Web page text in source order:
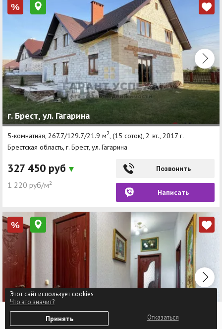
%
г. Брест, ул. Гагарина
5-комнатная, 267.7/129.7/21.9 м2 , (15 соток), 2 эт., 2017 г.
Брестская область, г. Брест, ул. Гагарина
327 450 руб
1 220 руб/м²
Позвонить
Написать
%
Избранное Войти
Этот сайт использует cookies
Что это значит?
Принять Отказаться